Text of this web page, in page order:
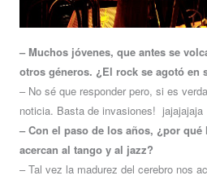
– Muchos jóvenes, que antes se
otros géneros. ¿El rock se agotó en
– No sé que responder pero, si es
noticia. Basta de invasiones! jajajajaja
– Con el paso de los años, ¿por
acercan al tango y al jazz?
– Tal vez la madurez del cerebro nos